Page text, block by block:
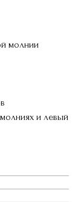
молнии
и левый